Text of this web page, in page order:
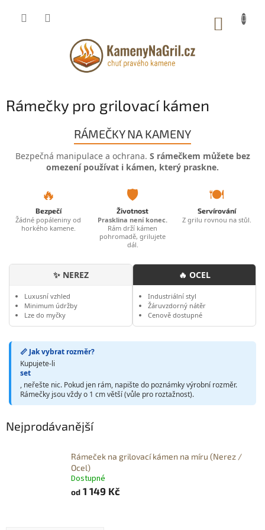
Rámečky pro grilovací kámen
RÁMEČKY NA KAMENY
Bezpečná manipulace a ochrana. S rámečkem můžete bez
omezení používat i kámen, který praskne.
🔥
Bezpečí
Žádné popáleniny od
horkého kamene.
🛡️
Životnost
Prasklina není konec.
Rám drží kámen
pohromadě, grilujete
dál.
🍽️
Servírování
Z grilu rovnou na stůl.
✨ NEREZ
Luxusní vzhled
Minimum údržby
Lze do myčky
🔥 OCEL
Industriální styl
Žáruvzdorný nátěr
Cenově dostupné
📏 Jak vybrat rozměr?
Kupujete-li
set
, neřešte nic. Pokud jen rám, napište do poznámky výrobní rozměr.
Rámečky jsou vždy o 1 cm větší (vůle pro roztažnost).
Nejprodávanější
Rámeček na grilovací kámen na míru (Nerez /
Ocel)
Dostupné
od 1 149 Kč